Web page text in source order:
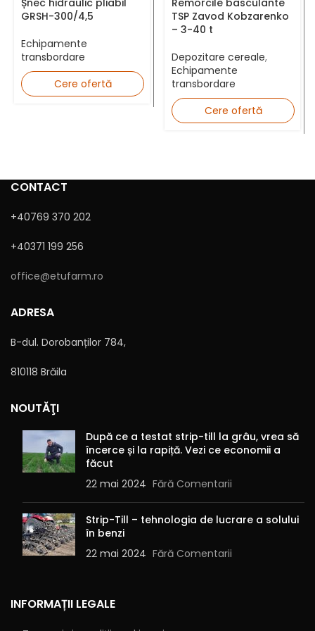
Mesaj
Șnec hidraulic pliabil
GRSH-300/4,5
Echipamente
transbordare
Cere ofertă
Remorcile basculante
TSP Zavod Kobzarenko
– 3-40 t
Depozitare cereale,
Echipamente
transbordare
Cere ofertă
CONTACT
+40769 370 202
+40371 199 256
office@etufarm.ro
ADRESA
B-dul. Dorobanților 784,
810118 Brăila
NOUTĂŢI
După ce a testat strip-till la grâu, vrea să
încerce și la rapiță. Vezi ce economii a
făcut
22 mai 2024 Fără Comentarii
Strip-Till – tehnologia de lucrare a solului
în benzi
22 mai 2024 Fără Comentarii
INFORMAȚII LEGALE